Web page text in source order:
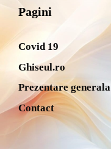
Pagini
Covid 19
Ghiseul.ro
Prezentare generala
Contact